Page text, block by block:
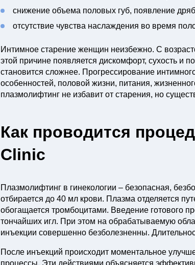
снижение объема половых губ, появление
отсутствие чувства наслаждения во время
Интимное старение женщин неизбежно. С
этой причине появляется дискомфорт, сухость и
становится сложнее. Прогрессирование
особенностей, половой жизни, питания,
плазмолифтинг не избавит от старения, но
Как проводится
Clinic
Плазмолифтинг в гинекологии – безопасная,
отбирается до 40 мл крови. Плазма отделяется
обогащается тромбоцитами. Введение готового
тончайших игл. При этом на обрабатываемую
инъекции совершенно безболезненны.
После инъекций происходит моментальное
процессы. Эти действиями объясняется